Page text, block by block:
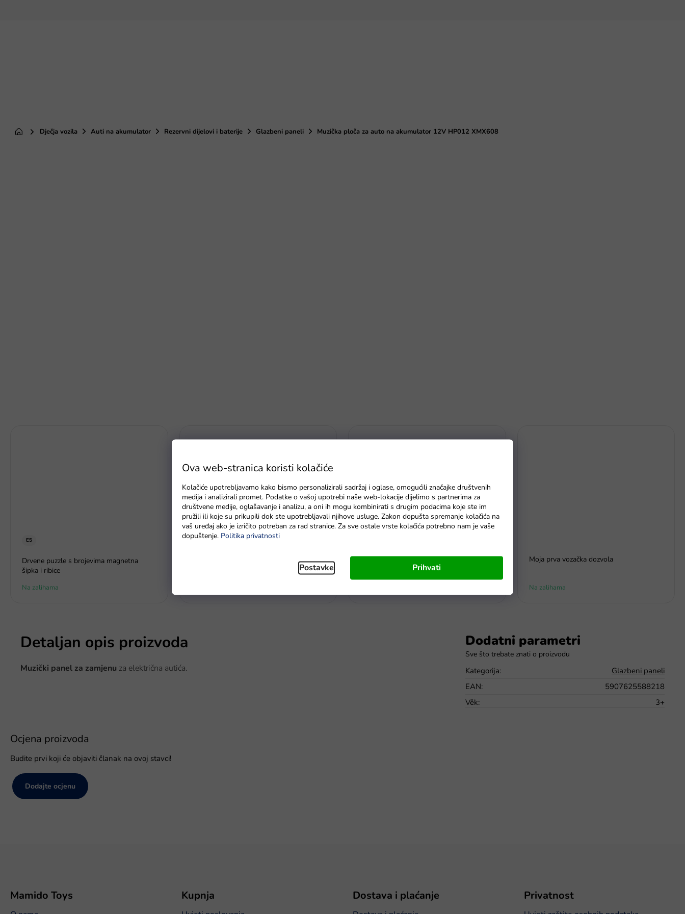
Ova web-stranica koristi kolačiće
Kolačiće upotrebljavamo kako bismo personalizirali sadržaj i oglase, omogućili značajke društvenih
medija i analizirali promet. Podatke o vašoj upotrebi naše web-lokacije dijelimo s partnerima za
društvene medije, oglašavanje i analizu, a oni ih mogu kombinirati s drugim podacima koje ste im
pružili ili koje su prikupili dok ste upotrebljavali njihove usluge. Zakon dopušta spremanje kolačića na
vaš uređaj ako je izričito potreban za rad stranice. Za sve ostale vrste kolačića potrebno nam je vaše
dopuštenje. Politika privatnosti
Postavke Prihvati
PočetnaDječja vozila Auti na akumulator Rezervni dijelovi i baterije Glazbeni paneli Muzička ploča za auto na akumulator 12V HP012 XMX608
E5
Drvene puzzle s brojevima magnetna
šipka i ribice
Na zalihama
Streha za auto na akumulator Audi RS5 Moja prva vozačka dozvola
Na zalihama
Detaljan opis proizvoda
Muzički panel za zamjenu za električna autića.
Dodatni parametri
Kategorija:
Glazbeni paneli
EAN:
5907625588218
Věk: 3+
Ocjena proizvoda
Budite prvi koji će objaviti članak na ovoj stavci!
Dodajte ocjenu
Mamido Toys Kupnja Dostava i plaćanje Privatnost